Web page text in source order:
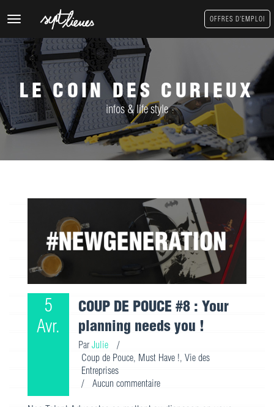
Toggle
OFFRES D'EMPLOI
LE COIN DES CURIEUX
infos & life style
5
Avr.
COUP DE POUCE #8 : Your
planning needs you !
Par Julie
/
Coup de Pouce, Must Have !, Vie des
Entreprises
/
Aucun commentaire